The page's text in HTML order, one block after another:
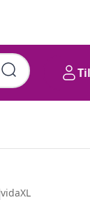
vidaXL